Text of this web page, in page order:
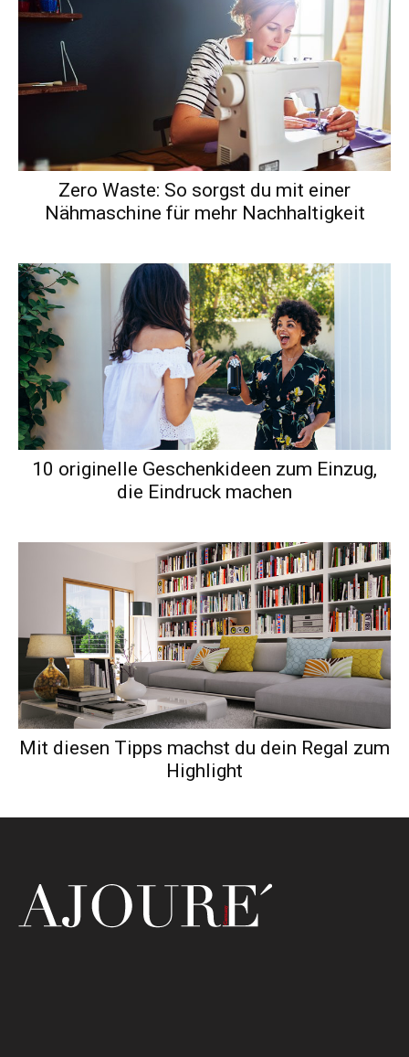
Zero Waste: So sorgst du mit einer
Nähmaschine für mehr Nachhaltigkeit
10 originelle Geschenkideen zum Einzug,
die Eindruck machen
Mit diesen Tipps machst du dein Regal zum
Highlight